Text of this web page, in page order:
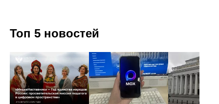
Топ 5 новостей